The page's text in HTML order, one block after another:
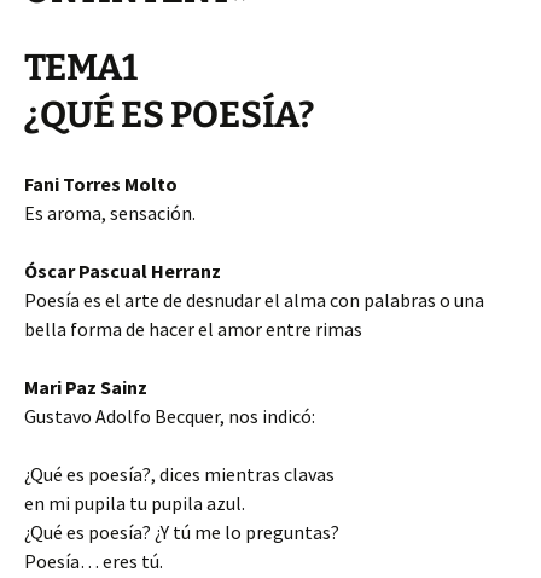
TEMA1
¿QUÉ ES POESÍA?
Fani Torres Molto
Es aroma, sensación.
Óscar Pascual Herranz
Poesía es el arte de desnudar el alma con palabras o una
bella forma de hacer el amor entre rimas
Mari Paz Sainz
Gustavo Adolfo Becquer, nos indicó:
¿Qué es poesía?, dices mientras clavas
en mi pupila tu pupila azul.
¿Qué es poesía? ¿Y tú me lo preguntas?
Poesía… eres tú.